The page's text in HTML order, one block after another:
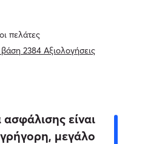
πελάτες
2384 Αξιολογήσεις
ασφάλισης είναι
μεγάλο